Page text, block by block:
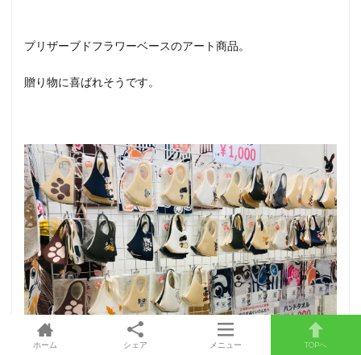
プリザーブドフラワーベースのアート商品。
贈り物に喜ばれそうです。
ホーム シェア メニュー TOPへ